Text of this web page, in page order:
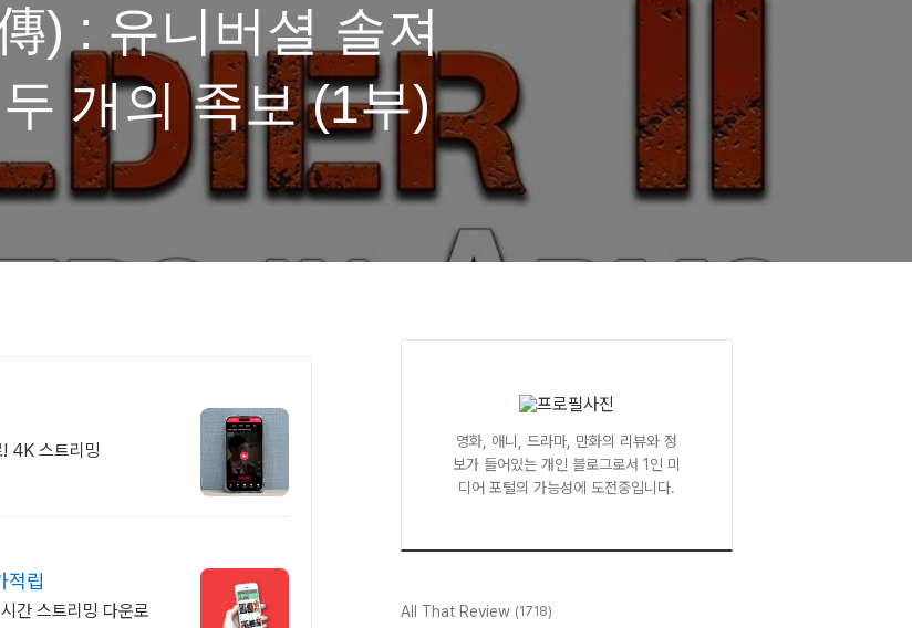
) : 유니버셜 솔져
개의 족보 (1부)
4K 스트리밍
적립
간 스트리밍 다운로
영화, 애니, 드라마, 만화의 리뷰와 정
보가 들어있는 개인 블로그로서 1인 미
디어 포털의 가능성에 도전중입니다.
All That Review (1718)